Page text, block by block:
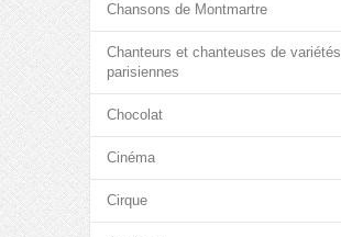
Chansons de Montmartre
Chanteurs et chanteuses de variétés
parisiennes
Chocolat
Cinéma
Cirque